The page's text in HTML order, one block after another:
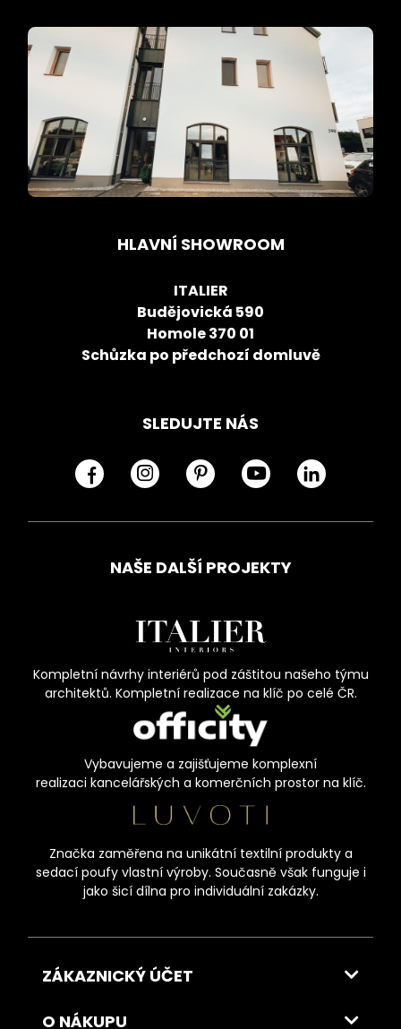
HLAVNÍ SHOWROOM
ITALIER
Budějovická 590
Homole 370 01
Schůzka po předchozí domluvě
SLEDUJTE NÁS
NAŠE DALŠÍ PROJEKTY
Kompletní návrhy interiérů pod záštitou našeho týmu
architektů. Kompletní realizace na klíč po celé ČR.
Vybavujeme a zajišťujeme komplexní
realizaci kancelářských a komerčních prostor na klíč.
Značka zaměřena na unikátní textilní produkty a
sedací poufy vlastní výroby. Současně však funguje i
jako šicí dílna pro individuální zakázky.
ZÁKAZNICKÝ ÚČET
O NÁKUPU